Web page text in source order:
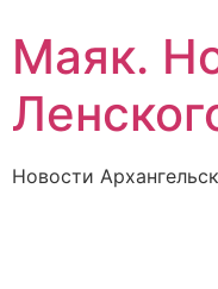
Маяк.
Новости